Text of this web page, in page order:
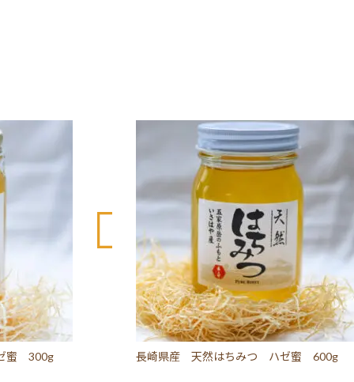
蜜 300g 長崎県産 天然はちみつ ハゼ蜜 600g